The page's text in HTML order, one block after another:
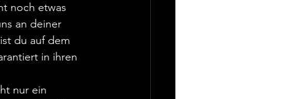
noch etwas
an deiner
du auf dem
in ihren
nur ein